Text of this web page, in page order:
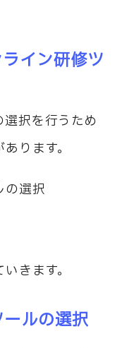
イン研修ツ
択を行うため
ります。
の選択
きます。
ルの選択